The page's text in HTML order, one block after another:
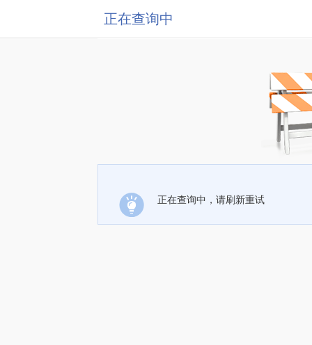
正在查询中
正在查询中，请刷新重试